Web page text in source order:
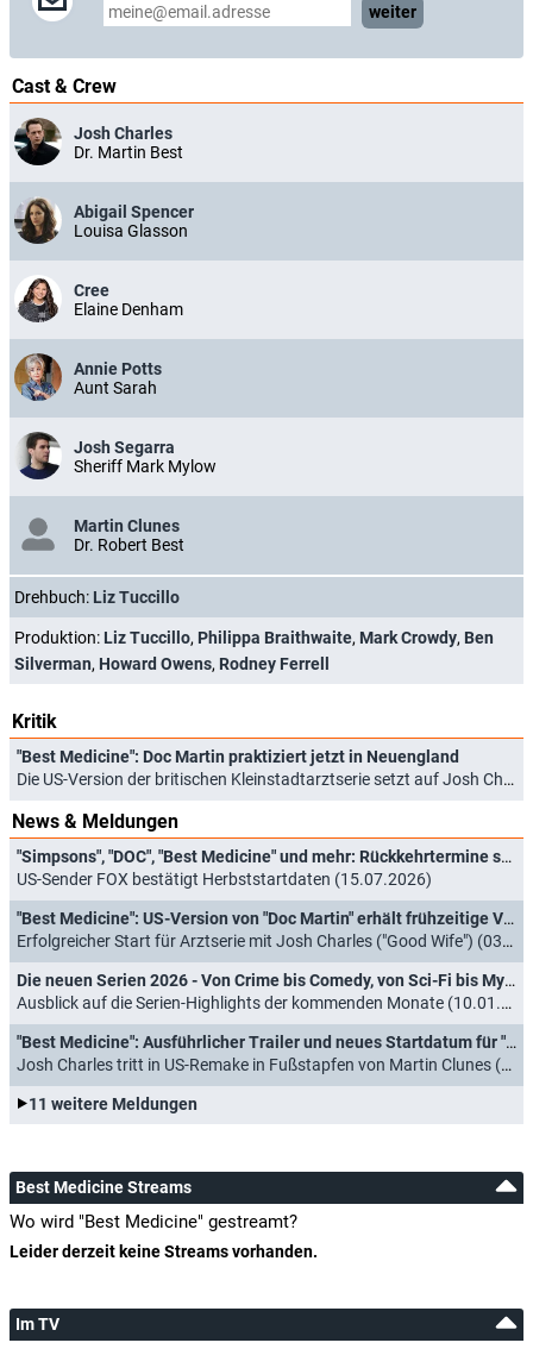
weiter
Cast & Crew
Josh Charles
Dr. Martin Best
Abigail Spencer
Louisa Glasson
Cree
Elaine Denham
Annie Potts
Aunt Sarah
Josh Segarra
Sheriff Mark Mylow
Martin Clunes
Dr. Robert Best
Drehbuch: Liz Tuccillo
Produktion: Liz Tuccillo, Philippa Braithwaite, Mark Crowdy, Ben
Silverman, Howard Owens, Rodney Ferrell
Kritik
"Best Medicine": Doc Martin praktiziert jetzt in Neuengland
Die US-Version der britischen Kleinstadtarztserie setzt auf Josh Charles, Slapstick und puren Eskapismus (26.01.2026)
News & Meldungen
"Simpsons", "DOC", "Best Medicine" und mehr: Rückkehrtermine stehen fest
US-Sender FOX bestätigt Herbststartdaten (15.07.2026)
"Best Medicine": US-Version von "Doc Martin" erhält frühzeitige Verlängerung
Erfolgreicher Start für Arztserie mit Josh Charles ("Good Wife") (03.03.2026)
Die neuen Serien 2026 - Von Crime bis Comedy, von Sci-Fi bis Mystery
Ausblick auf die Serien-Highlights der kommenden Monate (10.01.2026)
"Best Medicine": Ausführlicher Trailer und neues Startdatum für "Doc Martin"-Adaption
Josh Charles tritt in US-Remake in Fußstapfen von Martin Clunes (14.12.2025)
11 weitere Meldungen
Best Medicine Streams
Wo wird "Best Medicine" gestreamt?
Leider derzeit keine Streams vorhanden.
Im TV